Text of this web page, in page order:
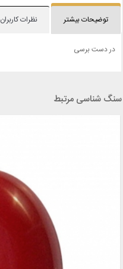
توضیحات بیشتر نظرات کاربران
در دست برسی
سنگ شناسی مرتبط